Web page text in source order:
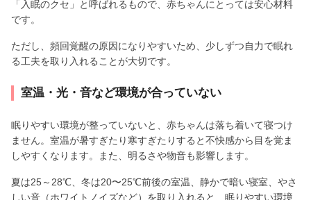
「入眠のクセ」と呼ばれるもので、赤ちゃんにとっては安心材料
です。
ただし、頻回覚醒の原因になりやすいため、少しずつ自力で眠れ
る工夫を取り入れることが大切です。
室温・光・音など環境が合っていない
眠りやすい環境が整っていないと、赤ちゃんは落ち着いて寝つけ
ません。室温が暑すぎたり寒すぎたりすると不快感から目を覚ま
しやすくなります。また、明るさや物音も影響します。
夏は25～28℃、冬は20〜25℃前後の室温、静かで暗い寝室、やさ
しい音（ホワイトノイズなど）を取り入れると、眠りやすい環境